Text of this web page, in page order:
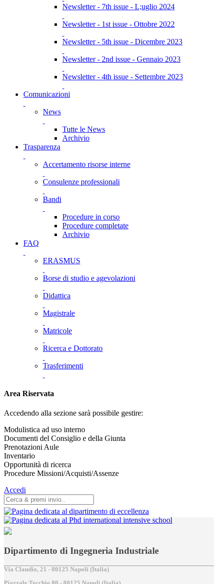
Newsletter - 7th issue - L;uglio 2024
Newsletter - 1st issue - Ottobre 2022
Newsletter - 5th issue - Dicembre 2023
Newsletter - 2nd issue - Gennaio 2023
Newsletter - 4th issue - Settembre 2023
Comunicazioni
News
Tutte le News
Archivio
Trasparenza
Accertamento risorse interne
Consulenze professionali
Bandi
Procedure in corso
Procedure completate
Archivio
FAQ
ERASMUS
Borse di studio e agevolazioni
Didattica
Magistrale
Matricole
Ricerca e Dottorato
Trasferimenti
Area Riservata
Accedendo alla sezione sarà possibile gestire:
Modulistica ad uso interno
Documenti del Consiglio e della Giunta
Prenotazioni Aule
Inventario
Opportunità di ricerca
Procedure Missioni/Acquisti/Assenze
Accedi
Dipartimento di Ingegneria Industriale
Via Claudio, 21 - 80125 Napoli (Italia)